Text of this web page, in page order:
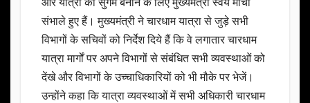
संभाले हुए हैं। मुख्यमंत्री ने चारधाम यात्रा से जुड़े सभी
विभागों के सचिवों को निर्देश दिये हैं कि वे लगातार चारधाम
यात्रा मार्गों पर अपने विभागों से संबंधित सभी व्यवस्थाओं को
देंखे और विभागों के उच्चाधिकारियों को भी मौके पर भेजें।
उन्होंने कहा कि यात्रा व्यवस्थाओं में सभी अधिकारी चारधाम